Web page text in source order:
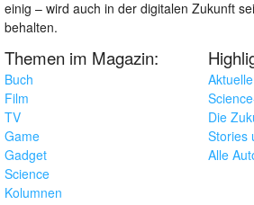
einig – wird auch in der digitalen Zukunft
behalten.
Themen im Magazin:
Buch
Film
TV
Game
Gadget
Science
Kolumnen
Die
Stories
Alle